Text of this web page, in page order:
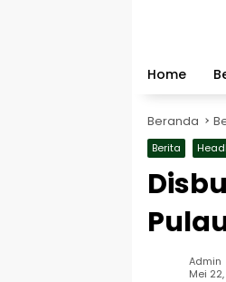
Home
Beranda
Berita
Admin
Mei